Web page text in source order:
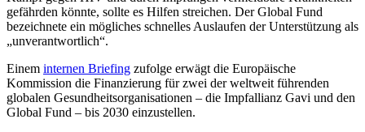
gefährden könnte, sollte es Hilfen streichen. Der Global Fund
bezeichnete ein mögliches schnelles Auslaufen der Unterstützung als
„unverantwortlich“.
Einem internen Briefing zufolge erwägt die Europäische
Kommission die Finanzierung für zwei der weltweit führenden
globalen Gesundheitsorganisationen – die Impfallianz Gavi und den
Global Fund – bis 2030 einzustellen.